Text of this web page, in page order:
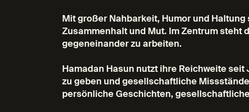
Mit großer Nahbarkeit, Humor und
Zusammenhalt und Mut. Im Zentrum steht
gegeneinander zu arbeiten.
Hamadan Hasun nutzt ihre Reichweite
zu geben und gesellschaftliche
persönliche Geschichten,